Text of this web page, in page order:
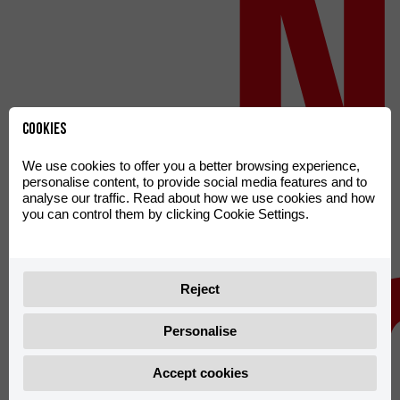
Cookies
We use cookies to offer you a better browsing experience,
personalise content, to provide social media features and to
analyse our traffic. Read about how we use cookies and how
you can control them by clicking Cookie Settings.
Reject
Personalise
Accept cookies